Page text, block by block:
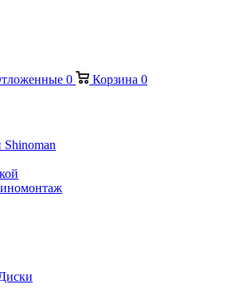
0 Корзина 0